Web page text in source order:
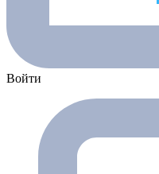
Войти